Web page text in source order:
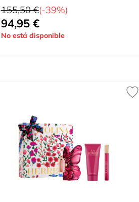
Precio habitual
155,50 €(-39%)
Tan bajo como
94,95 €
No está disponible